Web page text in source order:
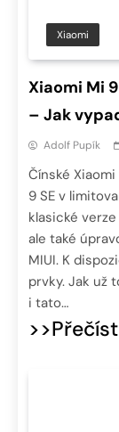
Xiaomi
Xiaomi Mi
– Jak
Adolf Pupík
Čínské
9 SE v
klasické
ale také
MIUI. K
prvky. Jak už
i tato…